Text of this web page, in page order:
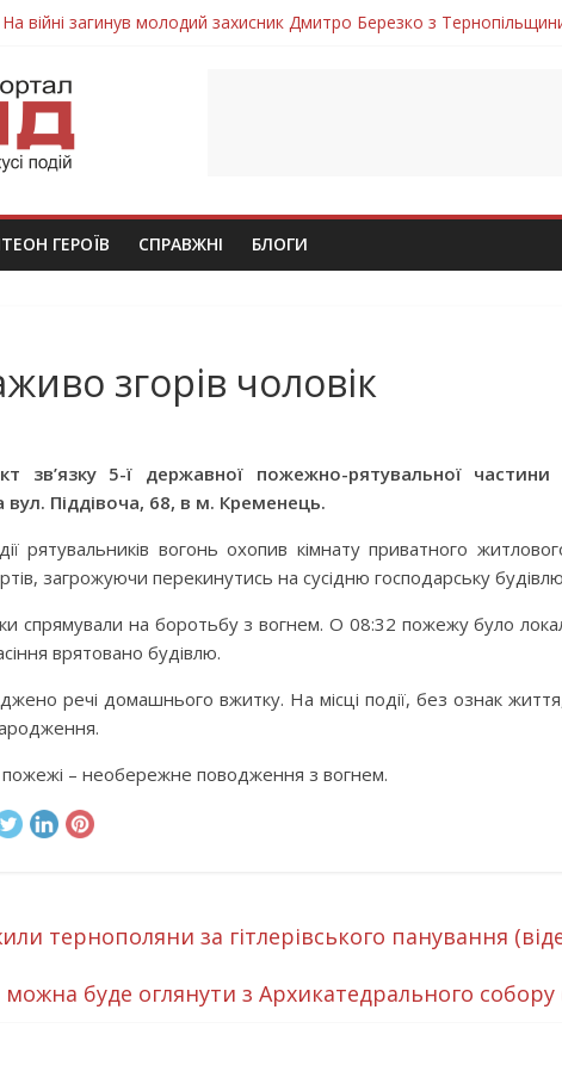
На війні загинув молодий захисник Дмитро Березко з
Захисник з Тернопільщини Петро Федів повертається до рідного
Тернопільщина в скорботі: на щиті повертається воїн Володимир
Вважався зниклим безвісти, – Ангелом додому повертається
ГЕРОЇВ СПРАВЖНІ БЛОГИ
згорів чоловік
5-ї державної пожежно-рятувальної частини
Піддівоча, 68, в м. Кременець.
рятувальників вогонь охопив кімнату приватного
загрожуючи перекинутись на сусідню господарську
спрямували на боротьбу з вогнем. О 08:32 пожежу було
врятовано будівлю.
речі домашнього вжитку. На місці події, без ознак
– необережне поводження з вогнем.
тернополяни за гітлерівського панування
буде оглянути з Архикатедрального собору